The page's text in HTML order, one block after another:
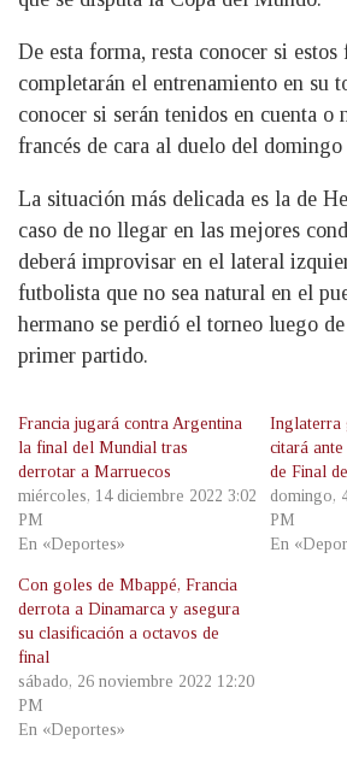
De esta forma, resta conocer si estos
completarán el entrenamiento en su
conocer si serán tenidos en cuenta o
francés de cara al duelo del
La situación más delicada es la de
caso de no llegar en las mejores
deberá improvisar en el lateral
futbolista que no sea natural en el
hermano se perdió el torneo luego
primer partido.
Francia jugará contra Argentina
la final del Mundial tras
derrotar a Marruecos
miércoles, 14 diciembre 2022 3:02
PM
En «Deportes»
Inglaterra
citará
de Final
domingo,
PM
En
Con goles de Mbappé, Francia
derrota a Dinamarca y asegura
su clasificación a octavos de
final
sábado, 26 noviembre 2022 12:20
PM
En «Deportes»